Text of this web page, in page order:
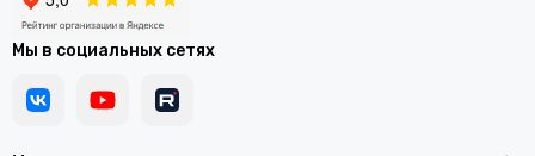
Мы в социальных сетях